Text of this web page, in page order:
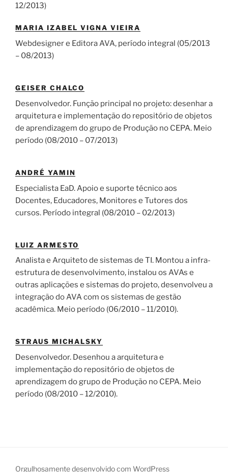
12/2013)
MARIA IZABEL VIGNA VIEIRA
Webdesigner e Editora AVA, período integral (05/2013
– 08/2013)
GEISER CHALCO
Desenvolvedor. Função principal no projeto: desenhar a
arquitetura e implementação do repositório de objetos
de aprendizagem do grupo de Produção no CEPA. Meio
período (08/2010 – 07/2013)
ANDRÉ YAMIN
Especialista EaD. Apoio e suporte técnico aos
Docentes, Educadores, Monitores e Tutores dos
cursos. Período integral (08/2010 – 02/2013)
LUIZ ARMESTO
Analista e Arquiteto de sistemas de TI. Montou a infra-
estrutura de desenvolvimento, instalou os AVAs e
outras aplicações e sistemas do projeto, desenvolveu a
integração do AVA com os sistemas de gestão
acadêmica. Meio período (06/2010 – 11/2010).
STRAUS MICHALSKY
Desenvolvedor. Desenhou a arquitetura e
implementação do repositório de objetos de
aprendizagem do grupo de Produção no CEPA. Meio
período (08/2010 – 12/2010).
Orgulhosamente desenvolvido com WordPress